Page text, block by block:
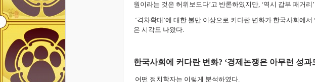
원이라는 것은 허위보도다’고 반론하였지만, ‘역시 갑부 패거
‘격차확대’에 대한 불만 이상으로 커다란 변화가 한국사회에
은 시각도 나왔다.
한국사회에 커다란 변화? ‘경제논쟁은 아무런 성과
어떤 정치학자는 이렇게 분석하였다.